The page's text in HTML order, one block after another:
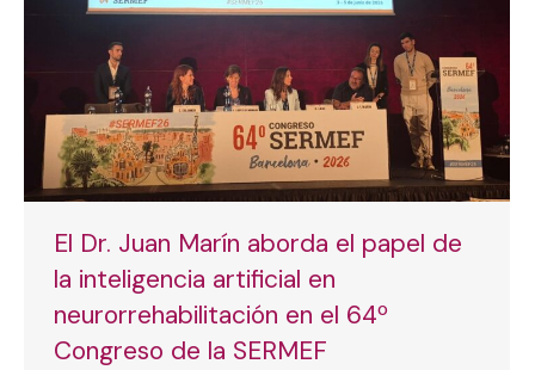
El Dr. Juan Marín aborda el papel de
la inteligencia artificial en
neurorrehabilitación en el 64º
Congreso de la SERMEF